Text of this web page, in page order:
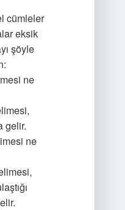
cümleler
eksik
şöyle
ne
gelir.
ne